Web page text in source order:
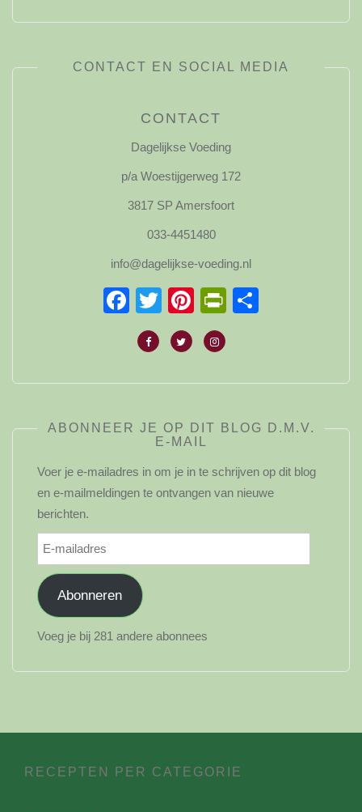
CONTACT EN SOCIAL MEDIA
CONTACT
Dagelijkse Voeding
p/a Woestijgerweg 172
3817 SP Amersfoort
033-4451480
info@dagelijkse-voeding.nl
Facebook
TwitterPinterest
ABONNEER JE OP DIT BLOG D.M.V.
E-MAIL
Voer je e-mailadres in om je in te schrijven op dit blog
en e-mailmeldingen te ontvangen van nieuwe
berichten.
E-
mailadres
Abonneren
Voeg je bij 281 andere abonnees
RECEPTEN PER CATEGORIE